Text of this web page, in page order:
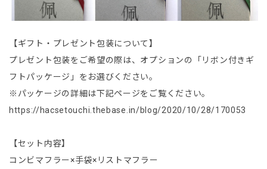
【ギフト・プレゼント包装について】
プレゼント包装をご希望の際は、オプションの「リボン付きギ
フトパッケージ」をお選びください。
※パッケージの詳細は下記ページをご覧ください。
https://hacsetouchi.thebase.in/blog/2020/10/28/170053
【セット内容】
コンビマフラー×手袋×リストマフラー